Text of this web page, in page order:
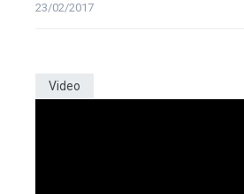
23/02/2017
Video